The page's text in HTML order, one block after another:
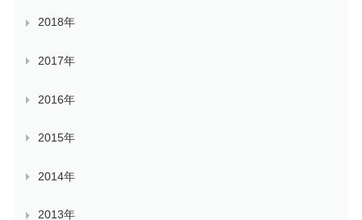
2018年
2017年
2016年
2015年
2014年
2013年